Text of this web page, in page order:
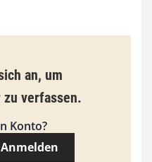
an, um
zu verfassen.
Konto?
Anmelden